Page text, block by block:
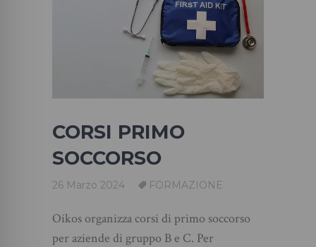
CORSI PRIMO
SOCCORSO
26 Marzo 2024 FORMAZIONE
Oikos organizza corsi di primo soccorso
per aziende di gruppo B e C. Per